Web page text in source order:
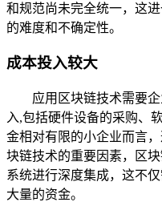
和规范尚未完全统一，这
的难度和不确定性。
成本投入较大
应用区块链技术需要
入,包括硬件设备的采购、
金相对有限的小企业而言
块链技术的重要因素，区
系统进行深度集成，这不
大量的资金。